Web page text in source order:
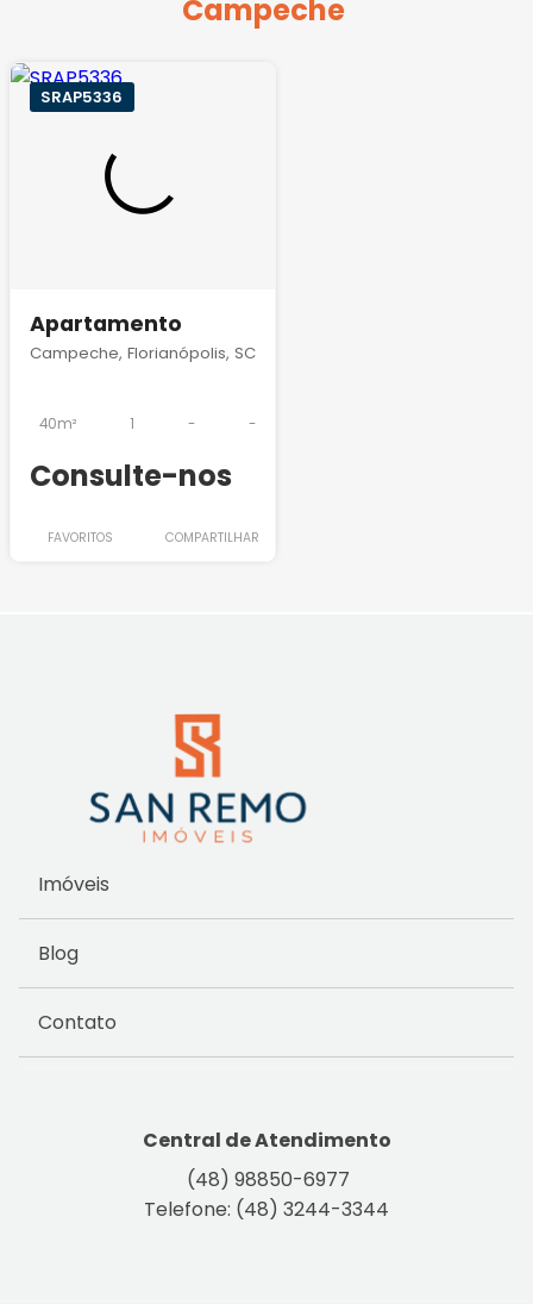
Campeche
SRAP5336
Apartamento
Campeche, Florianópolis, SC
40m² 1 - -
Consulte-nos
FAVORITOS COMPARTILHAR
Imóveis
Blog
Contato
Central de Atendimento
(48) 98850-6977
Telefone: (48) 3244-3344